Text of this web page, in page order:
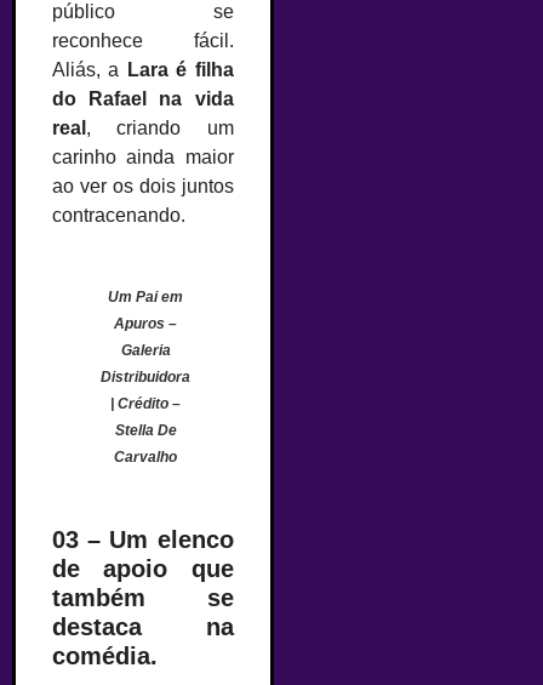
público se
reconhece fácil.
Aliás, a Lara é filha
do Rafael na vida
real , criando um
carinho ainda maior
ao ver os dois juntos
contracenando.
Um Pai em
Apuros –
Galeria
Distribuidora
| Crédito –
Stella De
Carvalho
03 – Um elenco
de apoio que
também se
destaca na
comédia.